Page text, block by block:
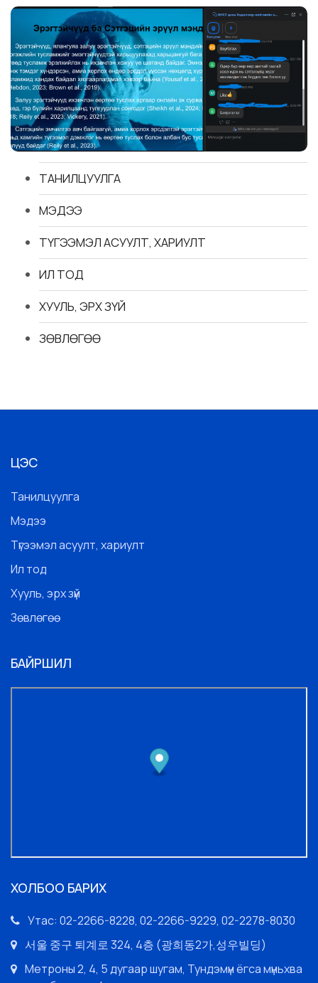
ТАНИЛЦУУЛГА
МЭДЭЭ
ТҮГЭЭМЭЛ АСУУЛТ, ХАРИУЛТ
ИЛ ТОД
ХУУЛЬ, ЭРХ ЗҮЙ
ЗӨВЛӨГӨӨ
ЦЭС
Танилцуулга
Мэдээ
Түгээмэл асуулт, хариулт
Ил тод
Хууль, эрх зүй
Зөвлөгөө
БАЙРШИЛ
ХОЛБОО БАРИХ
Утас: 02-2266-8228, 02-2266-9229, 02-2278-8030
서울 중구 퇴계로 324, 4층 (광희동2가,성우빌딩)
Метроны 2, 4, 5 дугаар шугам, Тундэмүн ёгса мүньхва